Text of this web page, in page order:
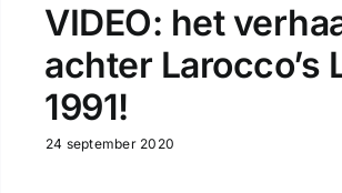
VIDEO: het
achter Larocco’s
1991!
24 september 2020